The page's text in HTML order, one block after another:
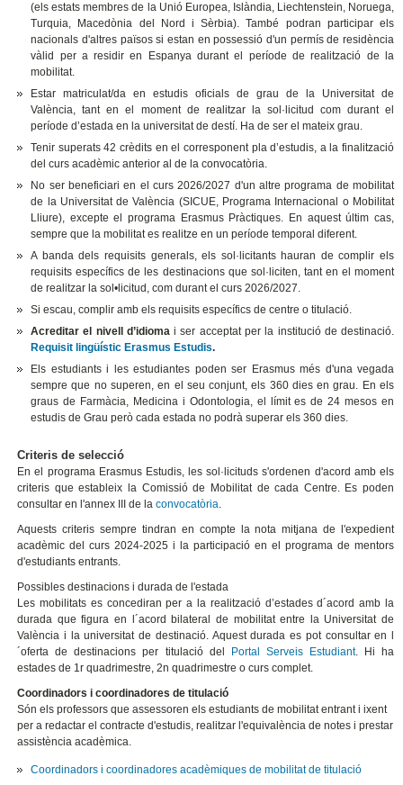
(els estats membres de la Unió Europea, Islàndia, Liechtenstein, Noruega,
Turquia, Macedònia del Nord i Sèrbia). També podran participar els
nacionals d'altres països si estan en possessió d'un permís de residència
vàlid per a residir en Espanya durant el període de realització de la
mobilitat.
Estar matriculat/da en estudis oficials de grau de la Universitat de
València, tant en el moment de realitzar la sol·licitud com durant el
període d’estada en la universitat de destí. Ha de ser el mateix grau.
Tenir superats 42 crèdits en el corresponent pla d’estudis, a la finalització
del curs acadèmic anterior al de la convocatòria.
No ser beneficiari en el curs 2026/2027 d'un altre programa de mobilitat
de la Universitat de València (SICUE, Programa Internacional o Mobilitat
Lliure), excepte el programa Erasmus Pràctiques. En aquest últim cas,
sempre que la mobilitat es realitze en un període temporal diferent.
A banda dels requisits generals, els sol·licitants hauran de complir els
requisits específics de les destinacions que sol·liciten, tant en el moment
de realitzar la sol•licitud, com durant el curs 2026/2027.
Si escau, complir amb els requisits específics de centre o titulació.
Acreditar el nivell d’idiomai ser acceptat per la institució de destinació.
Requisit lingüístic Erasmus Estudis.
Els estudiants i les estudiantes poden ser Erasmus més d'una vegada
sempre que no superen, en el seu conjunt, els 360 dies en grau. En els
graus de Farmàcia, Medicina i Odontologia, el límit es de 24 mesos en
estudis de Grau però cada estada no podrà superar els 360 dies.
Criteris de selecció
En el programa Erasmus Estudis, les sol·licituds s'ordenen d'acord amb els
criteris que estableix la Comissió de Mobilitat de cada Centre. Es poden
consultar en l'annex III de laconvocatòria.
Aquests criteris sempre tindran en compte la nota mitjana de l'expedient
acadèmic del curs 2024-2025 i la participació en el programa de mentors
d'estudiants entrants.
Possibles destinacions i durada de l'estada
Les mobilitats es concediran per a la realització d’estades d´acord amb la
durada que figura en l´acord bilateral de mobilitat entre la Universitat de
València i la universitat de destinació. Aquest durada es pot consultar en l
´oferta de destinacions per titulació del Portal Serveis Estudiant. Hi ha
estades de 1r quadrimestre, 2n quadrimestre o curs complet.
Coordinadors i coordinadores de titulació
Són els professors que assessoren els estudiants de mobilitat entrant i ixent
per a redactar el contracte d'estudis, realitzar l'equivalència de notes i prestar
assistència acadèmica.
Coordinadors i coordinadores acadèmiques de mobilitat de titulació